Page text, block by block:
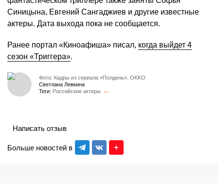
Синицына, Евгений Сангаджиев и другие известные
актеры. Дата выхода пока не сообщается.
Ранее портал «Киноафиша» писал, когда выйдет 4
сезон «Триггера».
Фото: Кадры из сериала «Полдень», OKKO
Светлана Левкина
Теги: Российские актеры
Больше новостей в
Написать отзыв